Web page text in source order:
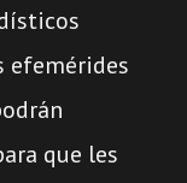
efemérides
que les